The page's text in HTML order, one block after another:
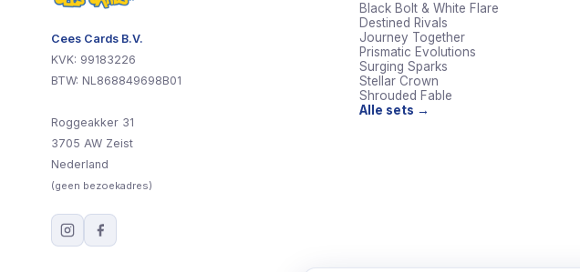
Cees Cards B.V.
KVK: 99183226
BTW: NL868849698B01
Roggeakker 31
3705 AW Zeist
Nederland
(geen bezoekadres)
Black Bolt & White Flare
Destined Rivals
Journey Together
Prismatic Evolutions
Surging Sparks
Stellar Crown
Shrouded Fable
Alle sets →